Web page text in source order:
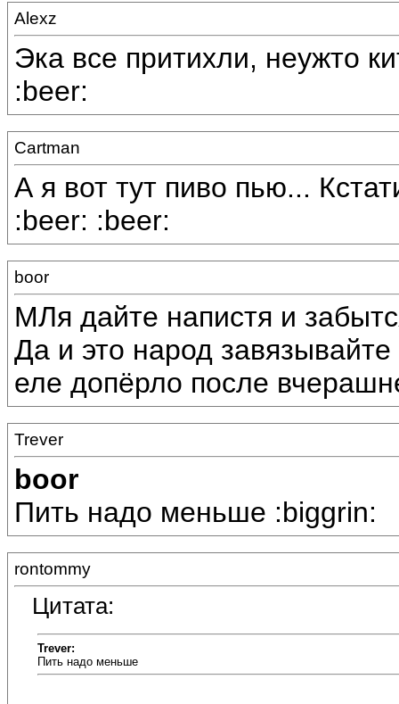
Alexz
Эка все притихли, неужто
:beer:
Cartman
А я вот тут пиво пью...
:beer: :beer:
boor
МЛя дайте напистя и
Да и это народ
еле допёрло после
Trever
boor
Пить надо меньше :biggrin:
rontommy
Цитата:
Trever:
Пить надо меньше